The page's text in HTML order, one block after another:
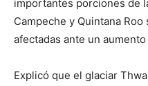
importantes porciones de
Campeche y Quintana
afectadas ante un
Explicó que el glaciar